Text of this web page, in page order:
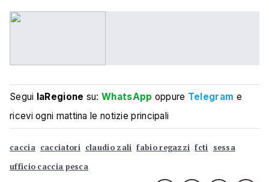
Segui laRegione su:WhatsApp oppure Telegram e
ricevi ogni mattina le notizie principali
caccia cacciatori claudio zali fabio regazzi fcti sessa
ufficio caccia pesca